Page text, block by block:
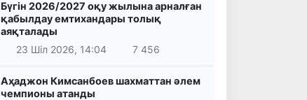
Бүгін 2026/2027 оқу жылына арналған
қабылдау емтихандары толық
аяқталады
23 Шіл 2026, 14:04
7 456
Аҳаджон Кимсанбоев шахматтан әлем
чемпионы атанды